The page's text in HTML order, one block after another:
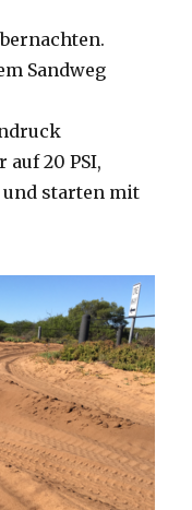
Sandweg
20 PSI,
und starten mit